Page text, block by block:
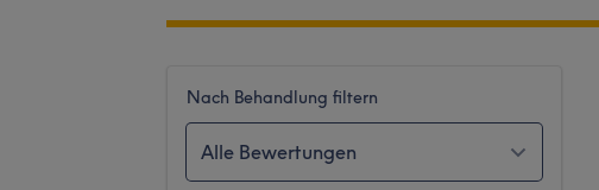
Nach Behandlung filtern
Alle Bewertungen